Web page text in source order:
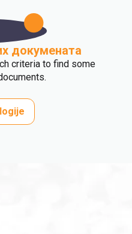
докумената
criteria to find some